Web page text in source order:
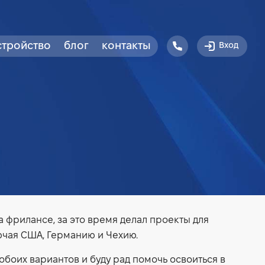
блог контакты Вход
фрилансе, за это время делал проекты для
США, Германию и Чехию.
вариантов и буду рад помочь освоиться в